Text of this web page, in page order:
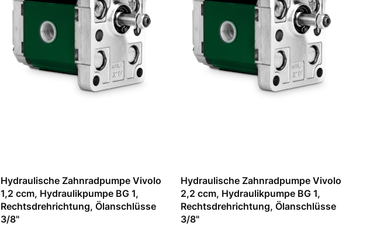
Hydraulische Zahnradpumpe Vivolo
1,2 ccm, Hydraulikpumpe BG 1,
Rechtsdrehrichtung, Ölanschlüsse
3/8"
Hydraulische Zahnradpumpe Vivolo
2,2 ccm, Hydraulikpumpe BG 1,
Rechtsdrehrichtung, Ölanschlüsse
3/8"